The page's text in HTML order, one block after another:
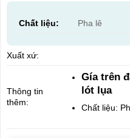
Chất liệu: Pha lê
Xuất xứ:
Thông tin
thêm:
Gía trên
lót lụa
Chất liệu: